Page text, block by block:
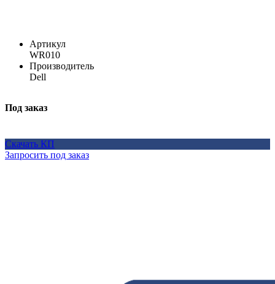
Артикул
WR010
Производитель
Dell
Под заказ
Скачать КП
Запросить под заказ